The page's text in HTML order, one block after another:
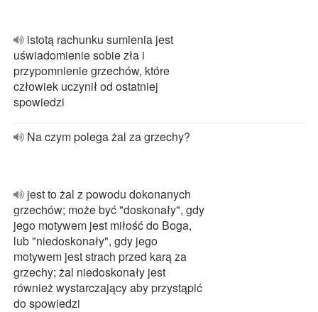
istotą rachunku sumienia jest
uświadomienie sobie zła i
przypomnienie grzechów, które
człowiek uczynił od ostatniej
spowiedzi
Na czym polega żal za grzechy?
jest to żal z powodu dokonanych
grzechów; może być "doskonały", gdy
jego motywem jest miłość do Boga,
lub "niedoskonały", gdy jego
motywem jest strach przed karą za
grzechy; żal niedoskonały jest
również wystarczający aby przystąpić
do spowiedzi